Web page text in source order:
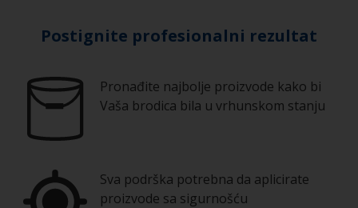
Postignite profesionalni rezultat
Pronađite najbolje proizvode kako bi
Vaša brodica bila u vrhunskom stanju
Sva podrška potrebna da aplicirate
proizvode sa sigurnošću